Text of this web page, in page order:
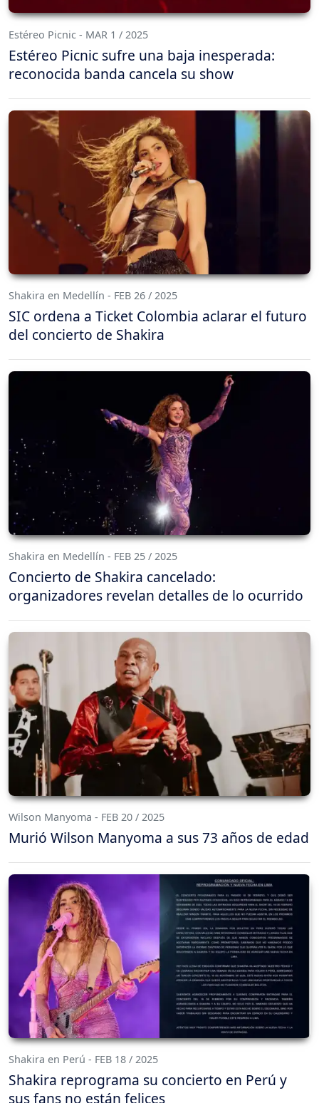
Estéreo Picnic - MAR 1 / 2025
Estéreo Picnic sufre una baja inesperada:
reconocida banda cancela su show
Shakira en Medellín - FEB 26 / 2025
SIC ordena a Ticket Colombia aclarar el futuro
del concierto de Shakira
Shakira en Medellín - FEB 25 / 2025
Concierto de Shakira cancelado:
organizadores revelan detalles de lo ocurrido
Wilson Manyoma - FEB 20 / 2025
Murió Wilson Manyoma a sus 73 años de edad
Shakira en Perú - FEB 18 / 2025
Shakira reprograma su concierto en Perú y
sus fans no están felices